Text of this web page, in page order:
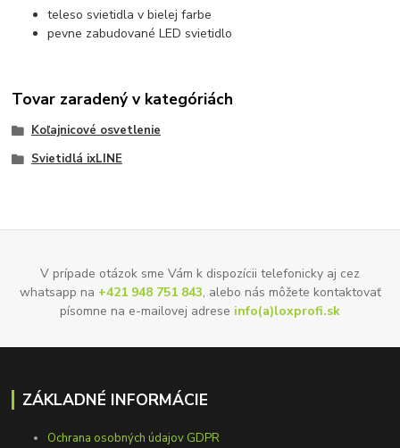
teleso svietidla v bielej farbe
pevne zabudované LED svietidlo
Tovar zaradený v kategóriách
Koľajnicové osvetlenie
Svietidlá ixLINE
V prípade otázok sme Vám k dispozícii telefonicky aj cez
whatsapp na +421 948 751 843, alebo nás môžete kontaktovať
písomne na e-mailovej adrese info(a)loxprofi.sk
ZÁKLADNÉ INFORMÁCIE
Ochrana osobných údajov GDPR